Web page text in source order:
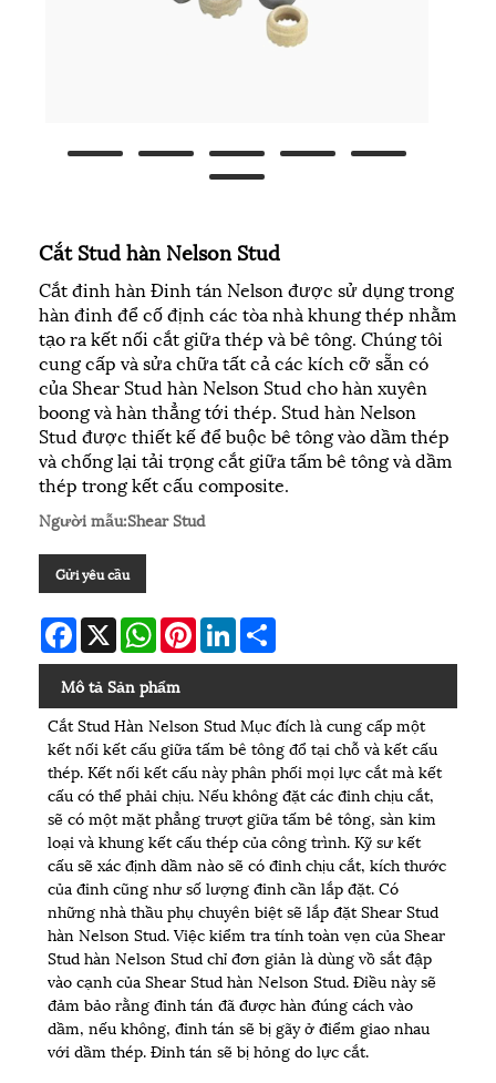
Cắt Stud hàn Nelson Stud
Cắt đinh hàn Đinh tán Nelson được sử dụng trong
hàn đinh để cố định các tòa nhà khung thép nhằm
tạo ra kết nối cắt giữa thép và bê tông. Chúng tôi
cung cấp và sửa chữa tất cả các kích cỡ sẵn có
của Shear Stud hàn Nelson Stud cho hàn xuyên
boong và hàn thẳng tới thép. Stud hàn Nelson
Stud được thiết kế để buộc bê tông vào dầm thép
và chống lại tải trọng cắt giữa tấm bê tông và dầm
thép trong kết cấu composite.
Người mẫu:Shear Stud
Gửi yêu cầu
Facebook
X WhatsAppPinterestLinkedIn
Mô tả Sản phẩm
Cắt Stud Hàn Nelson Stud Mục đích là cung cấp một
kết nối kết cấu giữa tấm bê tông đổ tại chỗ và kết cấu
thép. Kết nối kết cấu này phân phối mọi lực cắt mà kết
cấu có thể phải chịu. Nếu không đặt các đinh chịu cắt,
sẽ có một mặt phẳng trượt giữa tấm bê tông, sàn kim
loại và khung kết cấu thép của công trình. Kỹ sư kết
cấu sẽ xác định dầm nào sẽ có đinh chịu cắt, kích thước
của đinh cũng như số lượng đinh cần lắp đặt. Có
những nhà thầu phụ chuyên biệt sẽ lắp đặt Shear Stud
hàn Nelson Stud. Việc kiểm tra tính toàn vẹn của Shear
Stud hàn Nelson Stud chỉ đơn giản là dùng vồ sắt đập
vào cạnh của Shear Stud hàn Nelson Stud. Điều này sẽ
đảm bảo rằng đinh tán đã được hàn đúng cách vào
dầm, nếu không, đinh tán sẽ bị gãy ở điểm giao nhau
với dầm thép. Đinh tán sẽ bị hỏng do lực cắt.